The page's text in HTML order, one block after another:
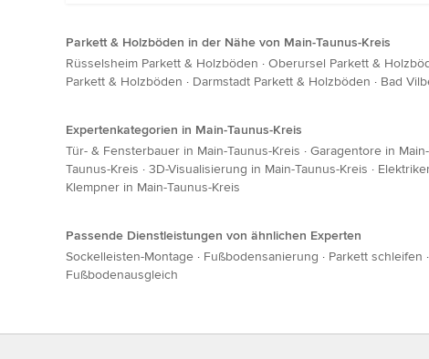
Parkett & Holzböden in der Nähe von Main-Taunus-Kreis
Rüsselsheim Parkett & Holzböden · Oberursel Parkett &
Parkett & Holzböden · Darmstadt Parkett & Holzböden · Bad
Expertenkategorien in Main-Taunus-Kreis
Tür- & Fensterbauer in Main-Taunus-Kreis · Garagentore in
Taunus-Kreis · 3D-Visualisierung in Main-Taunus-Kreis ·
Klempner in Main-Taunus-Kreis
Passende Dienstleistungen von ähnlichen Experten
Sockelleisten-Montage · Fußbodensanierung · Parkett schleifen ·
Fußbodenausgleich